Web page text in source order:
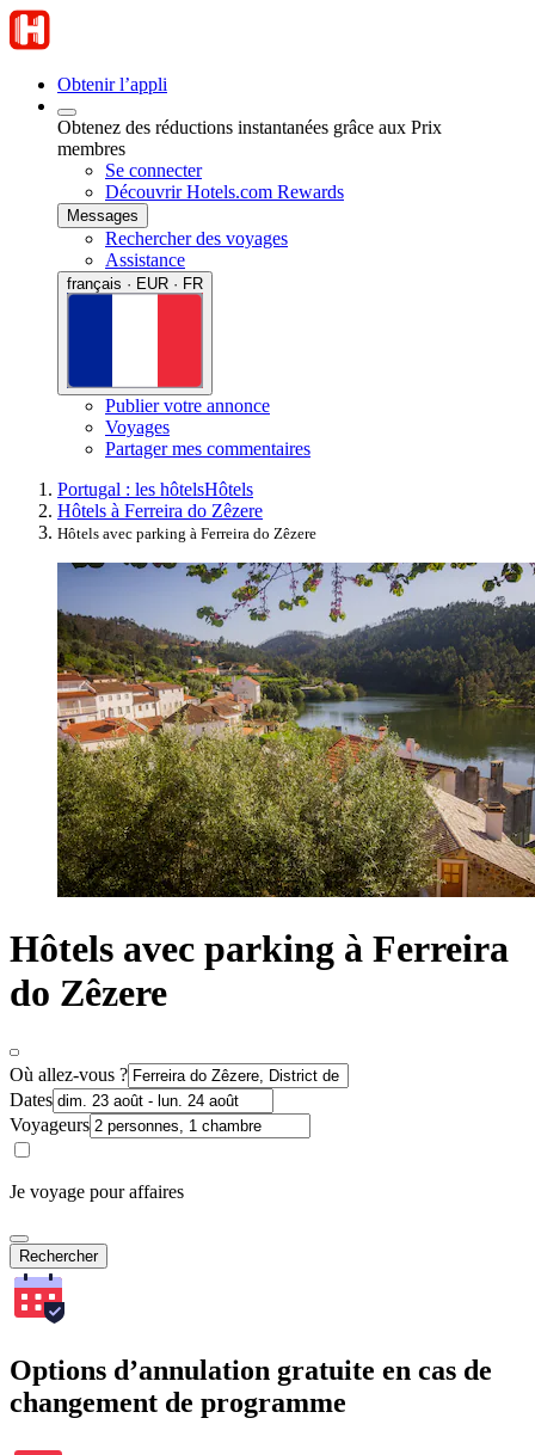
Obtenir l’appli
Obtenez des réductions instantanées grâce aux Prix
membres
Se connecter
Découvrir Hotels.com Rewards
Messages
Rechercher des voyages
Assistance
français · EUR · FR
Publier votre annonce
Voyages
Partager mes commentaires
Portugal : les hôtelsHôtels
Hôtels à Ferreira do Zêzere
Hôtels avec parking à Ferreira do Zêzere
Hôtels avec parking à Ferreira
do Zêzere
Où allez-vous ?
Dates
Voyageurs
Je voyage pour affaires
Rechercher
Options d’annulation gratuite en cas de
changement de programme